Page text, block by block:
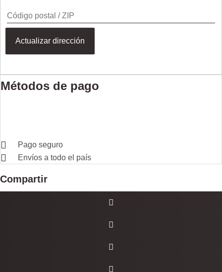
Actualizar dirección
Métodos de pago
Pago seguro
Envíos a todo el país
Compartir